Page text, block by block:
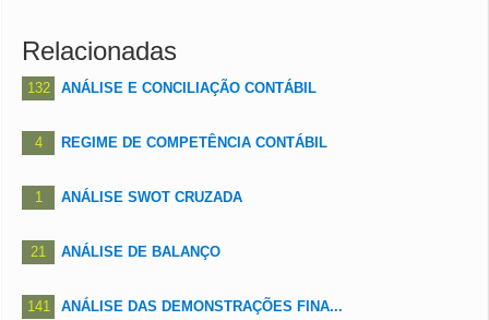
Relacionadas
132 ANÁLISE E CONCILIAÇÃO CONTÁBIL
4 REGIME DE COMPETÊNCIA CONTÁBIL
1 ANÁLISE SWOT CRUZADA
21 ANÁLISE DE BALANÇO
141 ANÁLISE DAS DEMONSTRAÇÕES FINA...